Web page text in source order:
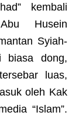
kembali
Husein
Syiah-
biasa dong,
luas,
oleh Kak
“Islam”.